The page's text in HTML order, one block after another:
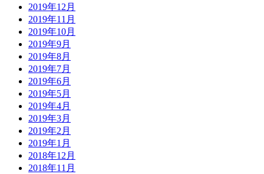
2019年12月
2019年11月
2019年10月
2019年9月
2019年8月
2019年7月
2019年6月
2019年5月
2019年4月
2019年3月
2019年2月
2019年1月
2018年12月
2018年11月